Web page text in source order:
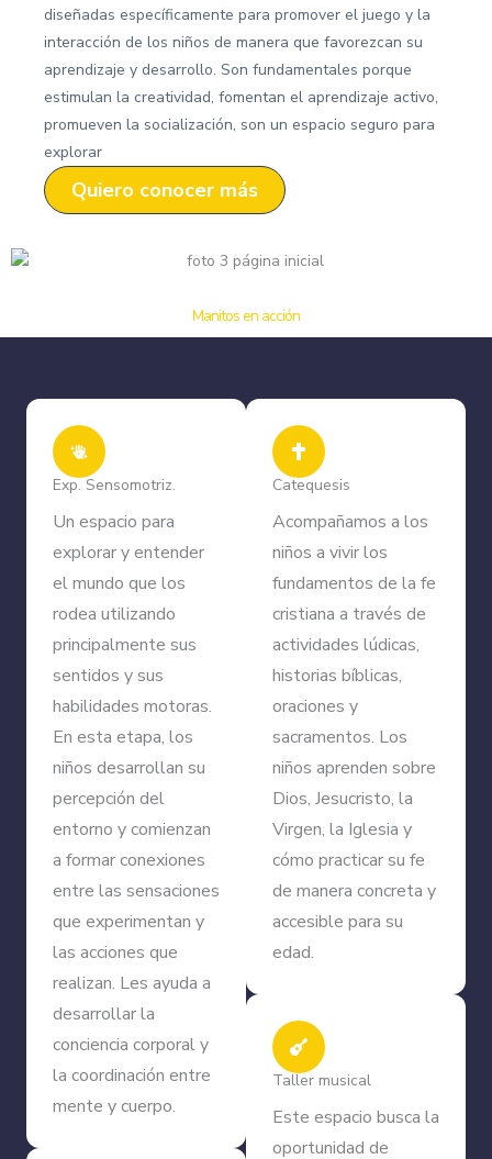
diseñadas específicamente para promover el juego y la
interacción de los niños de manera que favorezcan su
aprendizaje y desarrollo. Son fundamentales porque
estimulan la creatividad, fomentan el aprendizaje activo,
promueven la socialización, son un espacio seguro para
explorar
Quiero conocer más
Manitos en acción
Exp. Sensomotriz.
Un espacio para
explorar y entender
el mundo que los
rodea utilizando
principalmente sus
sentidos y sus
habilidades motoras.
En esta etapa, los
niños desarrollan su
percepción del
entorno y comienzan
a formar conexiones
entre las sensaciones
que experimentan y
las acciones que
realizan. Les ayuda a
desarrollar la
conciencia corporal y
la coordinación entre
mente y cuerpo.
Catequesis
Acompañamos a los
niños a vivir los
fundamentos de la fe
cristiana a través de
actividades lúdicas,
historias bíblicas,
oraciones y
sacramentos. Los
niños aprenden sobre
Dios, Jesucristo, la
Virgen, la Iglesia y
cómo practicar su fe
de manera concreta y
accesible para su
edad.
Taller musical
Este espacio busca la
oportunidad de